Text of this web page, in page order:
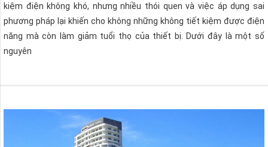
kiệm điện không khó, nhưng nhiều thói quen và việc áp dụng sai
phương pháp lại khiến cho không những không tiết kiệm được điện
năng mà còn làm giảm tuổi thọ của thiết bị. Dưới đây là một số
nguyên